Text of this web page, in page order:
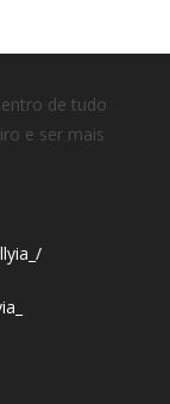
de tudo
e ser mais